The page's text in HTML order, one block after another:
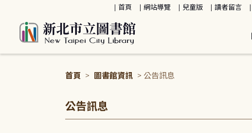
首頁 網站導覽 兒童版 讀者留言
首頁 > 圖書館資訊 > 公告訊息
公告訊息